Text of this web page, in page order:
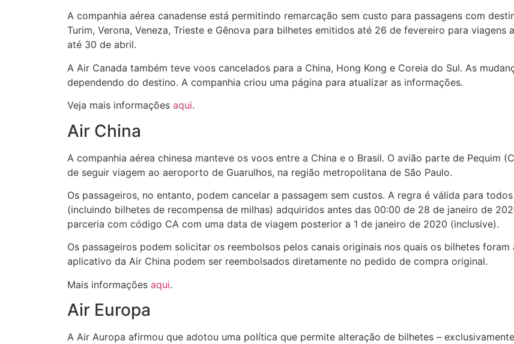
A companhia aérea canadense está permitindo remarcação sem custo para passagens com
Turim, Verona, Veneza, Trieste e Gênova para bilhetes emitidos até 26 de fevereiro para
até 30 de abril.
A Air Canada também teve voos cancelados para a China, Hong Kong e Coreia do Sul. As
dependendo do destino. A companhia criou uma página para atualizar as informações.
Veja mais informações aqui.
Air China
A companhia aérea chinesa manteve os voos entre a China e o Brasil. O avião parte de Pequim
de seguir viagem ao aeroporto de Guarulhos, na região metropolitana de São Paulo.
Os passageiros, no entanto, podem cancelar a passagem sem custos. A regra é válida para
(incluindo bilhetes de recompensa de milhas) adquiridos antes das 00:00 de 28 de janeiro de
parceria com código CA com uma data de viagem posterior a 1 de janeiro de 2020 (inclusive).
Os passageiros podem solicitar os reembolsos pelos canais originais nos quais os bilhetes
aplicativo da Air China podem ser reembolsados diretamente no pedido de compra original.
Mais informações aqui.
Air Europa
A Air Auropa afirmou que adotou uma política que permite alteração de bilhetes –